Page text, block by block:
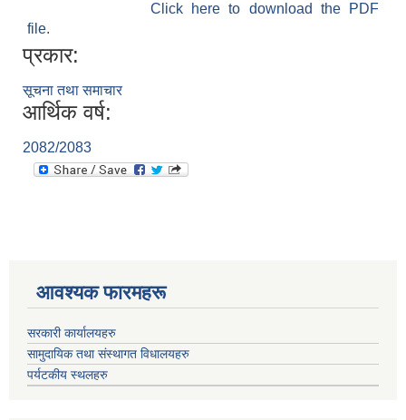
Click here to download the PDF
file.
प्रकार:
सूचना तथा समाचार
आर्थिक वर्ष:
2082/2083
आवश्यक फारमहरू
सरकारी कार्यालयहरु
सामुदायिक तथा संस्थागत विधालयहरु
पर्यटकीय स्थलहरु